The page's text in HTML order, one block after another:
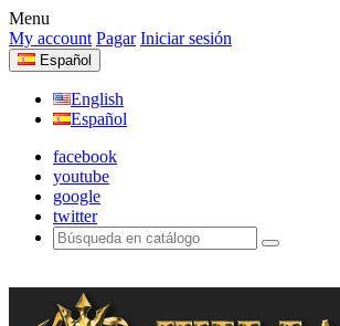
Menu
My account Pagar Iniciar sesión
Español
English
Español
facebook
youtube
google
twitter